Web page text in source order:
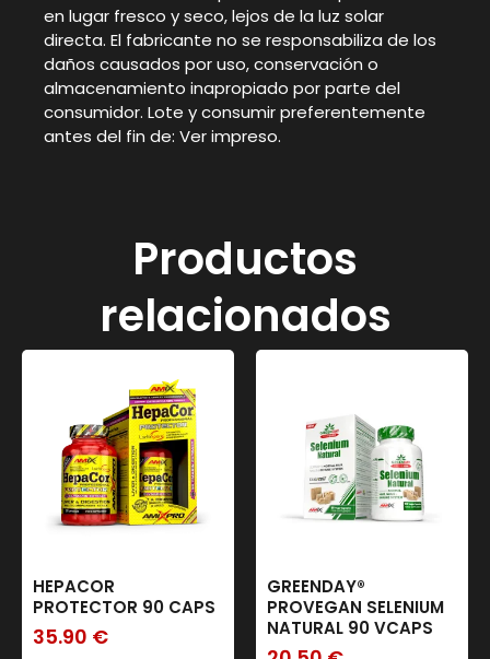
en lugar fresco y seco, lejos de la luz solar
directa. El fabricante no se responsabiliza de los
daños causados por uso, conservación o
almacenamiento inapropiado por parte del
consumidor. Lote y consumir preferentemente
antes del fin de: Ver impreso.
Productos
relacionados
HEPACOR
PROTECTOR 90 CAPS
35.90 €
GREENDAY®
PROVEGAN SELENIUM
NATURAL 90 VCAPS